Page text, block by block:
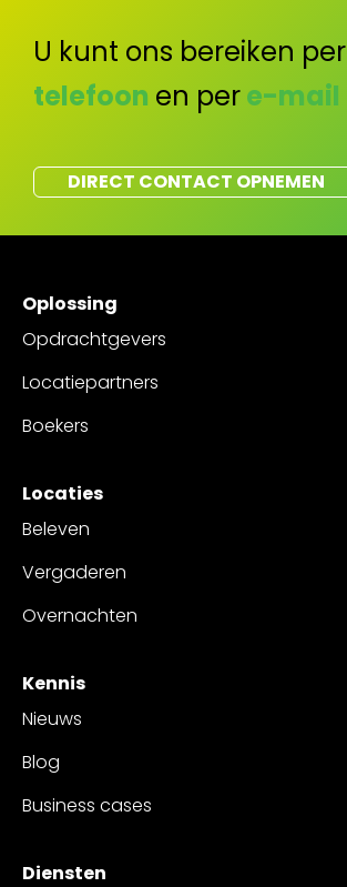
U kunt ons bereiken per
telefoon en pere-mail
DIRECT CONTACT OPNEMEN
Oplossing
Opdrachtgevers
Locatiepartners
Boekers
Locaties
Beleven
Vergaderen
Overnachten
Kennis
Nieuws
Blog
Business cases
Diensten